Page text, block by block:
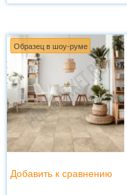
Образец в шоу-руме
Добавить к сравнению